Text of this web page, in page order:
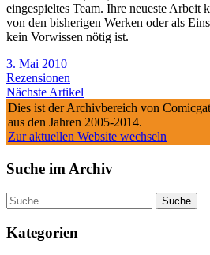
eingespieltes Team. Ihre neueste Arbeit
von den bisherigen Werken oder als
kein Vorwissen nötig ist.
3. Mai 2010
Rezensionen
Nächste Artikel
Dies ist der Archivbereich von
aus den Jahren 2005-2014.
Zur aktuellen Website wechseln
Suche im Archiv
Suche
Kategorien